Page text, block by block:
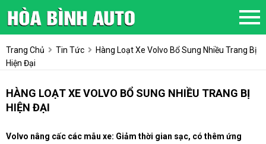
Trang Chủ Tin Tức
Hàng Loạt Xe Volvo Bổ Sung Nhiều Trang Bị
Hiện Đại
HÀNG LOẠT XE VOLVO BỔ SUNG NHIỀU TRANG BỊ
HIỆN ĐẠI
Volvo nâng cấc các mẫu xe: Giảm thời gian sạc, có thêm ứng